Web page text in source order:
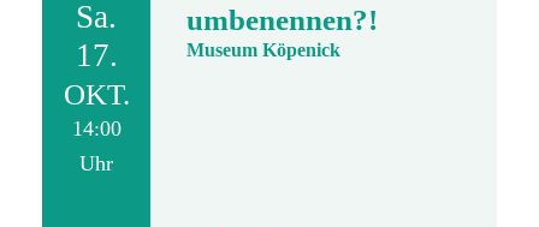
Sa.
17.
OKT.
14:00
Uhr
umbenennen?!
Museum Köpenick